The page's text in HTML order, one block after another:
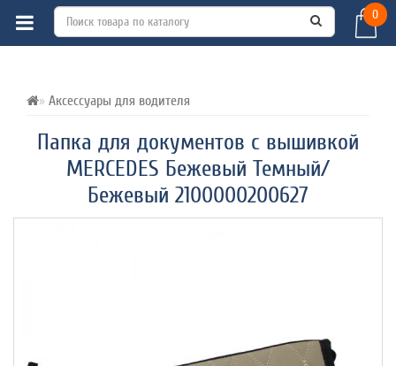
0
Аксессуары для водителя
Папка для документов с вышивкой
MERCEDES Бежевый Темный/
Бежевый 2100000200627
ВСЕ О ТОВАРЕ ХАРАКТЕРИСТИКИ